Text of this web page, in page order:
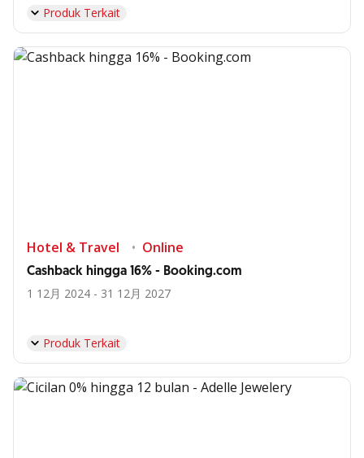
Produk Terkait
Hotel & Travel Online
Cashback hingga 16% - Booking.com
1 12月 2024 - 31 12月 2027
Produk Terkait